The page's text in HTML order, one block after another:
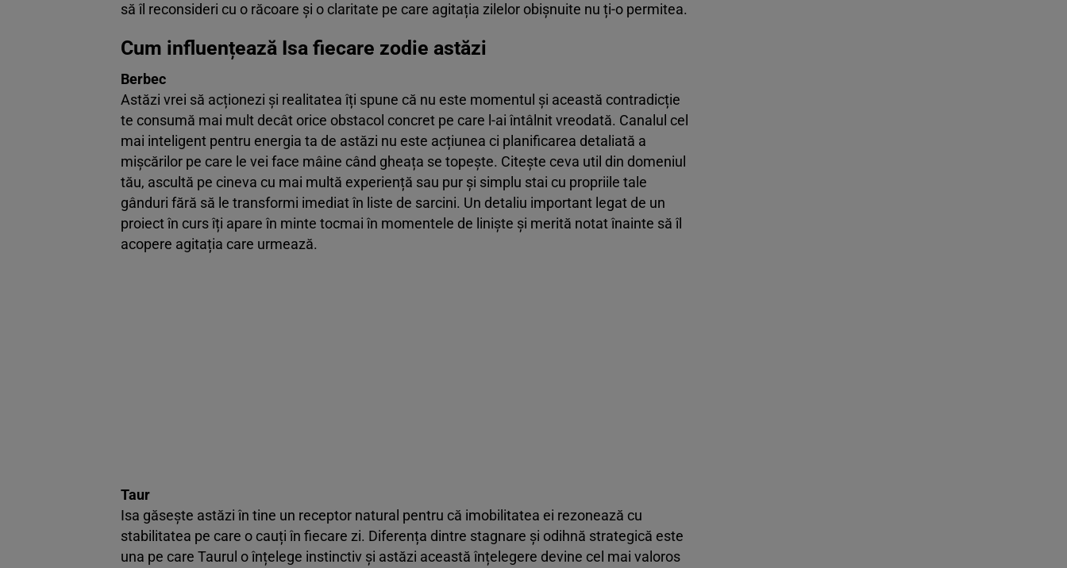
să îl reconsideri cu o răcoare și o claritate pe care agitația zilelor obișnuite nu ți-o permitea.
Cum influențează Isa fiecare zodie astăzi
Berbec
Astăzi vrei să acționezi și realitatea îți spune că nu este momentul și această contradicție
te consumă mai mult decât orice obstacol concret pe care l-ai întâlnit vreodată. Canalul cel
mai inteligent pentru energia ta de astăzi nu este acțiunea ci planificarea detaliată a
mișcărilor pe care le vei face mâine când gheața se topește. Citește ceva util din domeniul
tău, ascultă pe cineva cu mai multă experiență sau pur și simplu stai cu propriile tale
gânduri fără să le transformi imediat în liste de sarcini. Un detaliu important legat de un
proiect în curs îți apare în minte tocmai în momentele de liniște și merită notat înainte să îl
acopere agitația care urmează.
Taur
Isa găsește astăzi în tine un receptor natural pentru că imobilitatea ei rezonează cu
stabilitatea pe care o cauți în fiecare zi. Diferența dintre stagnare și odihnă strategică este
una pe care Taurul o înțelege instinctiv și astăzi această înțelegere devine cel mai valoros